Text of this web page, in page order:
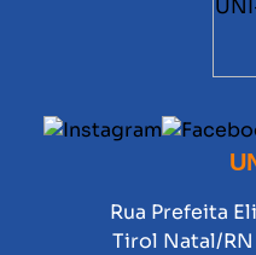
Rua Prefeita
Tirol Natal/